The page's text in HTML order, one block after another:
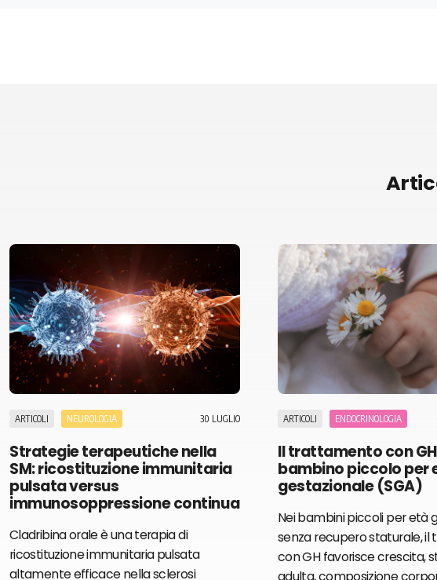
ARTICOLI NEUROLOGIA 30 LUGLIO
Strategie terapeutiche nella
SM: ricostituzione immunitaria
pulsata versus
immunosoppressione continua
Cladribina orale è una terapia di
ricostituzione immunitaria pulsata
altamente efficace nella sclerosi
ARTICOLI ENDOCRINOLOGIA
Il trattamento con
bambino piccolo per
gestazionale (SGA)
Nei bambini piccoli per età
senza recupero staturale,
con GH favorisce crescita,